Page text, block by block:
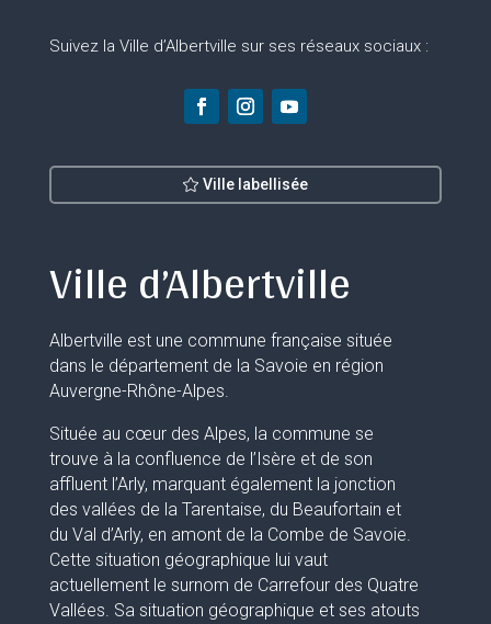
Suivez la Ville d’Albertville sur ses réseaux sociaux :
Ville labellisée
Ville d’Albertville
Albertville est une commune française située
dans le département de la Savoie en région
Auvergne-Rhône-Alpes.
Située au cœur des Alpes, la commune se
trouve à la confluence de l’Isère et de son
affluent l’Arly, marquant également la jonction
des vallées de la Tarentaise, du Beaufortain et
du Val d’Arly, en amont de la Combe de Savoie.
Cette situation géographique lui vaut
actuellement le surnom de Carrefour des Quatre
Vallées. Sa situation géographique et ses atouts